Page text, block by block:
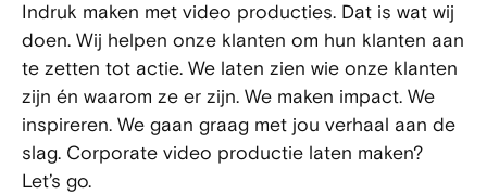
Indruk maken met video producties. Dat is wat wij
doen. Wij helpen onze klanten om hun klanten aan
te zetten tot actie. We laten zien wie onze klanten
zijn én waarom ze er zijn. We maken impact. We
inspireren. We gaan graag met jou verhaal aan de
slag. Corporate video productie laten maken?
Let’s go.